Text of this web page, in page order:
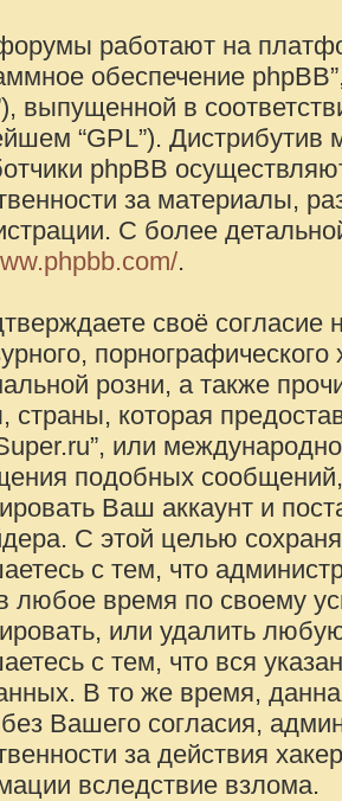
работают на
обеспечение
выпущенной в
“GPL”). Дистрибутив
phpBB
за материалы,
С более
.
своё согласие
розни, а также
страны, которая
или
подобных
Ваш аккаунт и
С этой целью
с тем, что
любое время по своему
или удалить
с тем, что вся
В то же время,
Вашего согласия,
за действия
вследствие взлома.